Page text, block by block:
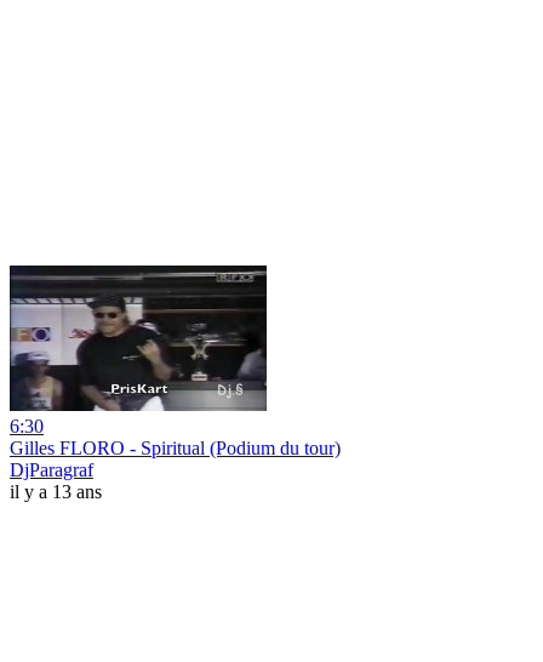
6:30
Gilles FLORO - Spiritual (Podium du tour)
DjParagraf
il y a 13 ans